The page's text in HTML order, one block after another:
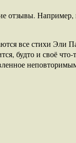
отзывы. Например,
все стихи Эли
будто и своё что-